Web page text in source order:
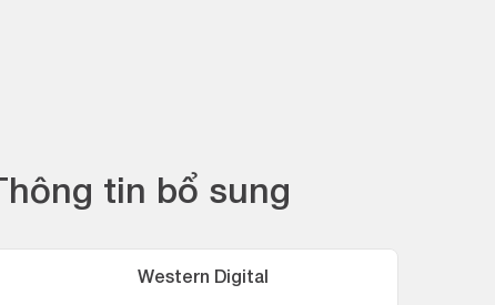
Thông tin bổ sung
Western Digital